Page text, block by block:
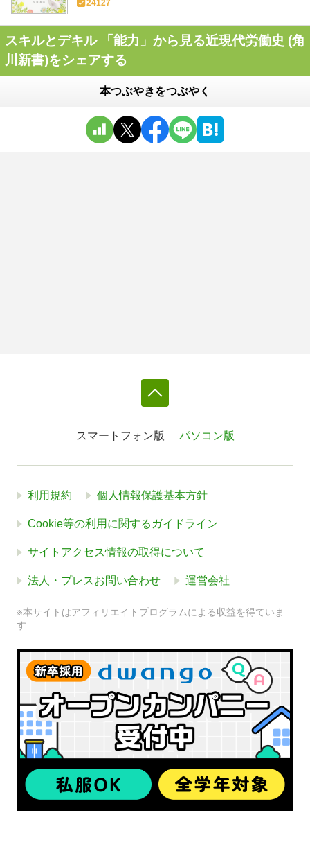
24127
スキルとデキル 「能力」から見る近現代労働史 (角
川新書)をシェアする
本つぶやきをつぶやく
スマートフォン版 パソコン版
利用規約 個人情報保護基本方針
Cookie等の利用に関するガイドライン
サイトアクセス情報の取得について
法人・プレスお問い合わせ 運営会社
※本サイトはアフィリエイトプログラムによる収益を得ていま
す